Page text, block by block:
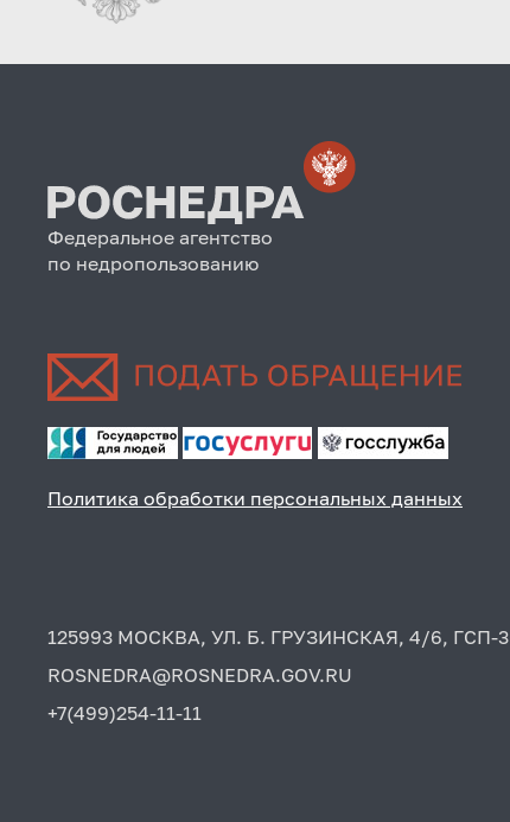
Федеральное агентство
по недропользованию
Политика обработки персональных данных
125993 МОСКВА, УЛ. Б. ГРУЗИНСКАЯ, 4/6, ГСП-3
ROSNEDRA@ROSNEDRA.GOV.RU
+7(499)254-11-11